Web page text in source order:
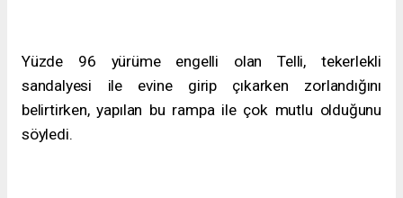
Yüzde 96 yürüme engelli olan Telli, tekerlekli
sandalyesi ile evine girip çıkarken zorlandığını
belirtirken, yapılan bu rampa ile çok mutlu olduğunu
söyledi.